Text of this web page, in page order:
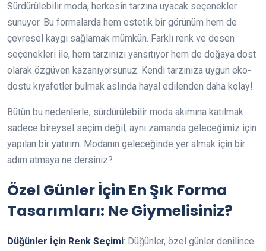
Sürdürülebilir moda, herkesin tarzına uyacak seçenekler
sunuyor. Bu formalarda hem estetik bir görünüm hem de
çevresel kaygı sağlamak mümkün. Farklı renk ve desen
seçenekleri ile, hem tarzınızı yansıtıyor hem de doğaya dost
olarak özgüven kazanıyorsunuz. Kendi tarzınıza uygun eko-
dostu kıyafetler bulmak aslında hayal edilenden daha kolay!
Bütün bu nedenlerle, sürdürülebilir moda akımına katılmak
sadece bireysel seçim değil, aynı zamanda geleceğimiz için
yapılan bir yatırım. Modanın geleceğinde yer almak için bir
adım atmaya ne dersiniz?
Özel Günler İçin En Şık Forma
Tasarımları: Ne Giymelisiniz?
Düğünler İçin Renk Seçimi: Düğünler, özel günler denilince